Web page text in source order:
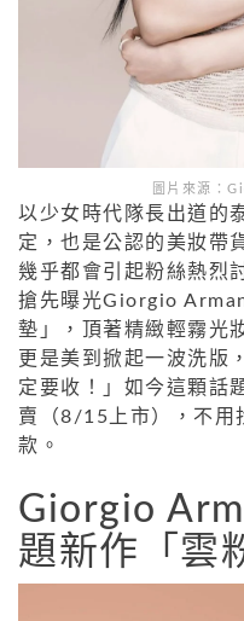
圖片來源：
以少女時代隊長出道的
定，也是公認的美妝帶
幾乎都會引起粉絲熱烈
搶先曝光Giorgio
墊」，頂著精緻輕霧光
更是美到掀起一波洗版
定要收！」如今這顆話
賣（8/15上市），不用
款。
Giorgio
題新作「雲